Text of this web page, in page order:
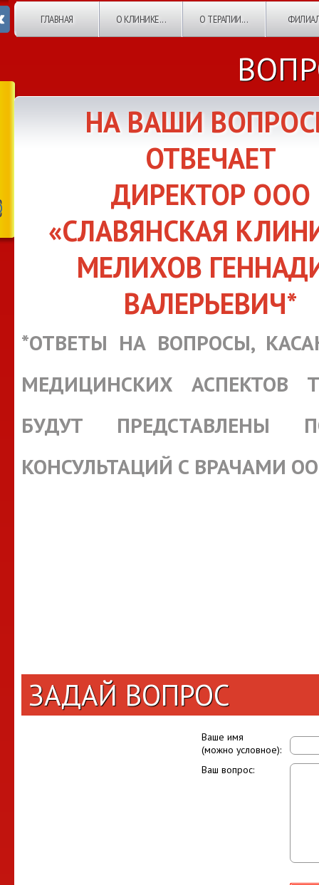
ГЛАВНАЯ О КЛИНИКЕ... О ТЕРАПИИ...
НА ВАШИ
ОТВЕЧАЕТ
ДИРЕКТОР ООО
«СЛАВЯНСКАЯ
МЕЛИХОВ
ВАЛЕРЬЕВИЧ*
*ОТВЕТЫ НА ВОПРОСЫ,
МЕДИЦИНСКИХ АСПЕКТОВ
БУДУТ ПРЕДСТАВЛЕНЫ
КОНСУЛЬТАЦИЙ С ВРАЧАМИ
ЗАДАЙ ВОПРОС
Ваше имя
(можно условное):
Ваш вопрос: